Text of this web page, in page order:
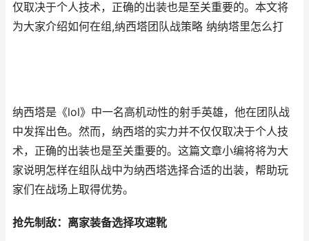
仅取决于个人技术，正确的出装也是至关重要的。本文将
为大家介绍如何在组,纳西塔团队战策略 纳纳塔里怎么打
纳西塔是《lol》中一名高机动性的射手英雄，他在团队战
中发挥出色。然而，纳西塔的实力并不仅仅取决于个人技
术，正确的出装也是至关重要的。这篇文章小编将将为大
家说明怎样在组队战中为纳西塔选择合适的出装，帮助玩
家们在战场上取得优势。
抢先制敌：离家装备选择攻速靴